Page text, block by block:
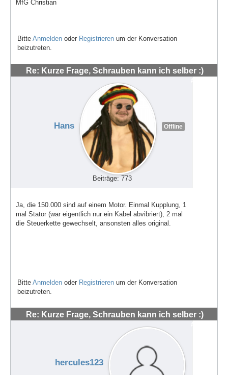
MfG Christian
Bitte Anmelden oder Registrieren um der Konversation
beizutreten.
Re: Kurze Frage, Schrauben kann ich selber :)
#48546
Hans Offline
Beiträge: 773
Ja, die 150.000 sind auf einem Motor. Einmal Kupplung, 1
mal Stator (war eigentlich nur ein Kabel abvibriert), 2 mal
die Steuerkette gewechselt, ansonsten alles original.
Bitte Anmelden oder Registrieren um der Konversation
beizutreten.
Re: Kurze Frage, Schrauben kann ich selber :)
#48547
hercules123